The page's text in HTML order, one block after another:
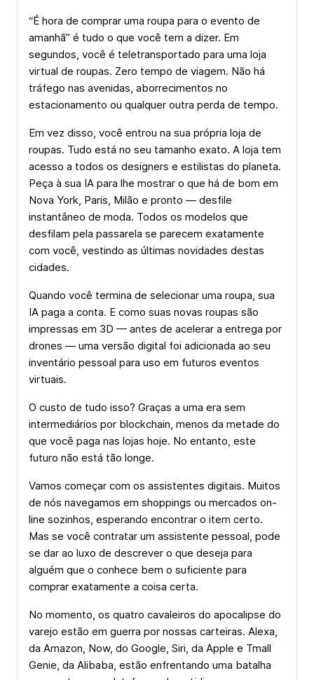
“É hora de comprar uma roupa para o evento de
amanhã” é tudo o que você tem a dizer. Em
segundos, você é teletransportado para uma loja
virtual de roupas. Zero tempo de viagem. Não há
tráfego nas avenidas, aborrecimentos no
estacionamento ou qualquer outra perda de tempo.
Em vez disso, você entrou na sua própria loja de
roupas. Tudo está no seu tamanho exato. A loja tem
acesso a todos os designers e estilistas do planeta.
Peça à sua IA para lhe mostrar o que há de bom em
Nova York, Paris, Milão e pronto — desfile
instantâneo de moda. Todos os modelos que
desfilam pela passarela se parecem exatamente
com você, vestindo as últimas novidades destas
cidades.
Quando você termina de selecionar uma roupa, sua
IA paga a conta. E como suas novas roupas são
impressas em 3D — antes de acelerar a entrega por
drones — uma versão digital foi adicionada ao seu
inventário pessoal para uso em futuros eventos
virtuais.
O custo de tudo isso? Graças a uma era sem
intermediários por blockchain, menos da metade do
que você paga nas lojas hoje. No entanto, este
futuro não está tão longe.
Vamos começar com os assistentes digitais. Muitos
de nós navegamos em shoppings ou mercados on-
line sozinhos, esperando encontrar o item certo.
Mas se você contratar um assistente pessoal, pode
se dar ao luxo de descrever o que deseja para
alguém que o conhece bem o suficiente para
comprar exatamente a coisa certa.
No momento, os quatro cavaleiros do apocalipse do
varejo estão em guerra por nossas carteiras. Alexa,
da Amazon, Now, do Google, Siri, da Apple e Tmall
Genie, da Alibaba, estão enfrentando uma batalha